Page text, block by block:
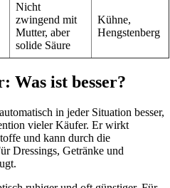
Nicht
zwingend mit
Mutter, aber
solide Säure
Kühne,
Hengstenberg
Was ist besser?
in jeder Situation besser,
vieler Käufer. Er wirkt
und kann durch die
Dressings, Getränke und